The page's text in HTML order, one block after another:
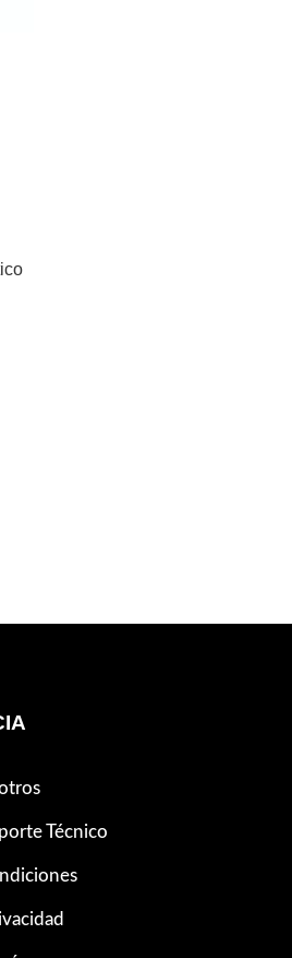
Técnico